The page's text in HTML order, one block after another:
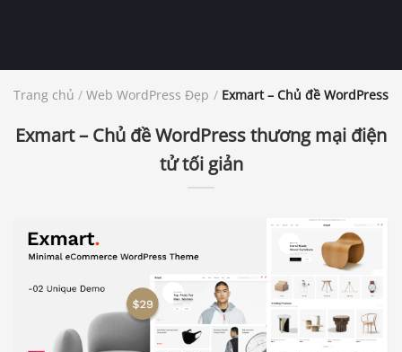
Trang chủ / Web WordPress Đẹp / Exmart – Chủ đề WordPress
Exmart – Chủ đề WordPress thương mại điện
tử tối giản